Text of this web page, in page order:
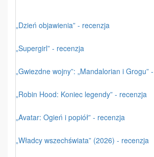
„Dzień objawienia” - recenzja
„Supergirl” - recenzja
„Gwiezdne wojny”: „Mandalorian i Grogu”
„Robin Hood: Koniec legendy” - recenzja
„Avatar: Ogień i popiół” - recenzja
„Władcy wszechświata” (2026) - recenzja